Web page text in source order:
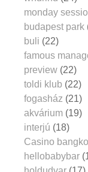
monday
budapest park
buli (22)
famous
preview (22)
toldi klub (22)
fogasház (21)
akvárium (19)
interjú (18)
Casino
hellobabybar